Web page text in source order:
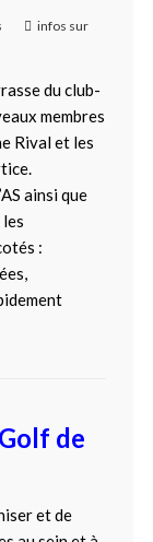
infos sur
du club-
membres
Rival et les
ainsi que
:
de
et de